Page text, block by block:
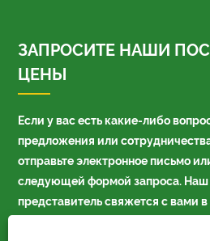
ЗАПРОСИТЕ НАШИ
ЦЕНЫ
Если у вас есть какие-либо
предложения или
отправьте электронное письмо
следующей формой запроса. Наш
представитель свяжется с вами в